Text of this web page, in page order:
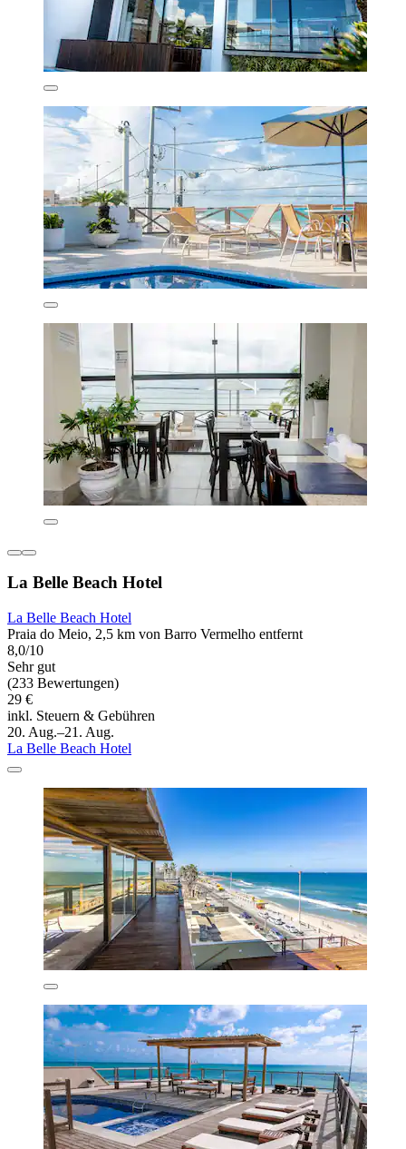
La Belle Beach Hotel
La Belle Beach Hotel
Praia do Meio, 2,5 km von Barro Vermelho entfernt
8,0/10
Sehr gut
(233 Bewertungen)
29 €
inkl. Steuern & Gebühren
20. Aug.–21. Aug.
La Belle Beach Hotel